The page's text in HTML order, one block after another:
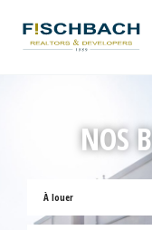
NOS
À louer